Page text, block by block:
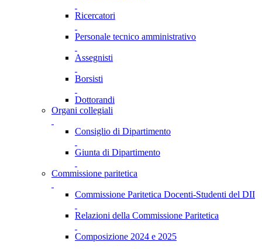
Ricercatori
Personale tecnico amministrativo
Assegnisti
Borsisti
Dottorandi
Organi collegiali
Consiglio di Dipartimento
Giunta di Dipartimento
Commissione paritetica
Commissione Paritetica Docenti-Studenti del DII
Relazioni della Commissione Paritetica
Composizione 2024 e 2025